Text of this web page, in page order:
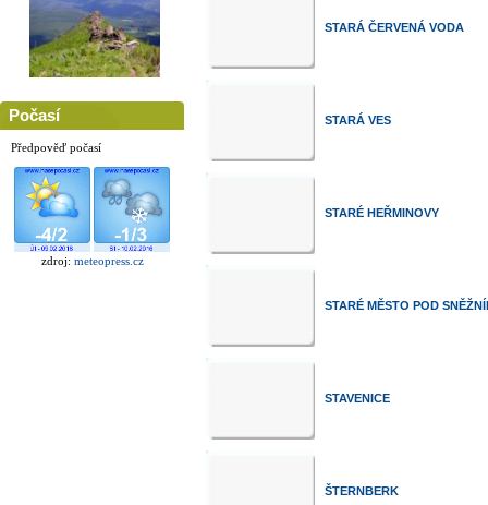
Počasí
Předpověď počasí
zdroj: meteopress.cz
STARÁ ČERVENÁ VODA
STARÁ VES
STARÉ HEŘMINOVY
STARÉ MĚSTO POD
STAVENICE
ŠTERNBERK